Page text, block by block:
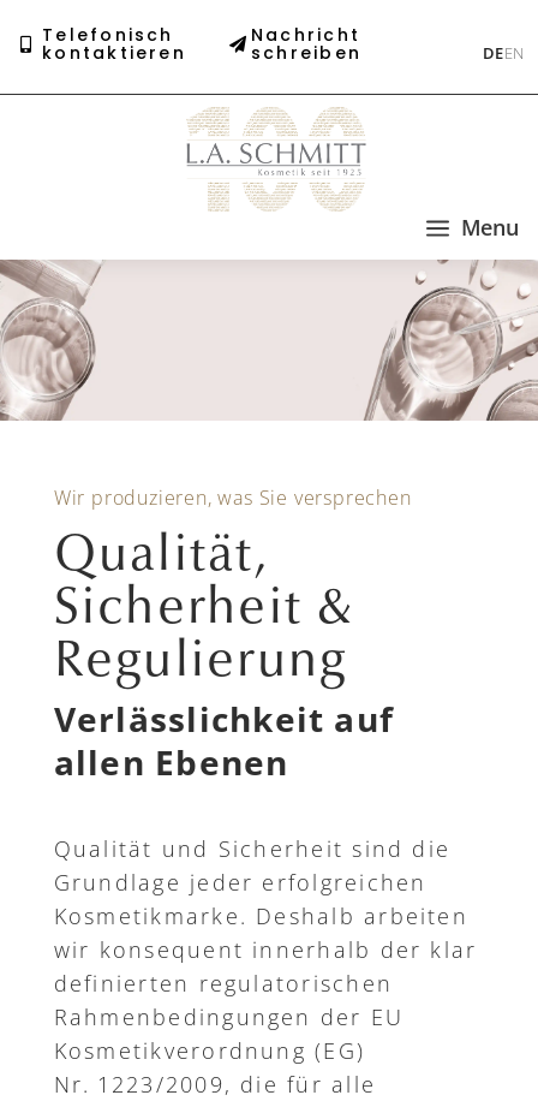
Telefonisch
kontaktieren
Nachricht
schreiben DEEN
a Menu
Wir produzieren, was Sie versprechen
Qualität,
Sicherheit &
Regulierung
Verlässlichkeit auf
allen Ebenen
Qualität und Sicherheit sind die
Grundlage jeder erfolgreichen
Kosmetikmarke. Deshalb arbeiten
wir konsequent innerhalb der klar
definierten regulatorischen
Rahmenbedingungen der EU
Kosmetikverordnung (EG)
Nr. 1223/2009, die für alle